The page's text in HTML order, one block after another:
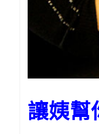
讓姨幫